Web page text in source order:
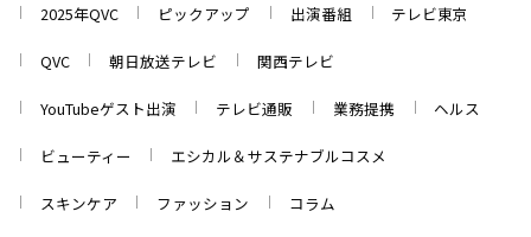
2025年QVC ピックアップ 出演番組 テレビ東京
QVC 朝日放送テレビ 関西テレビ
YouTubeゲスト出演 テレビ通販 業務提携 ヘルス
ビューティー エシカル＆サステナブルコスメ
スキンケア ファッション コラム